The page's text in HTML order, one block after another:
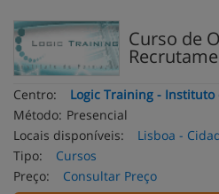
Curso de
Centro:
Logic Training - Instituto
Método: Presencial
Locais disponíveis:
Lisboa -
Tipo:
Cursos
Preço:
Consultar Preço